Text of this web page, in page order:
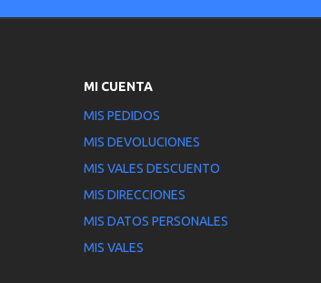
MI CUENTA
MIS PEDIDOS
MIS DEVOLUCIONES
MIS VALES DESCUENTO
MIS DIRECCIONES
MIS DATOS PERSONALES
MIS VALES